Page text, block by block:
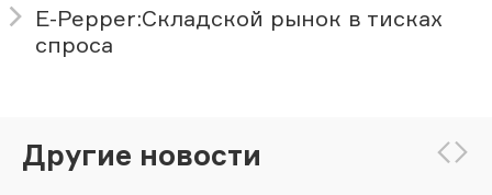
E-Pepper:Складской рынок в тисках
спроса
Другие новости